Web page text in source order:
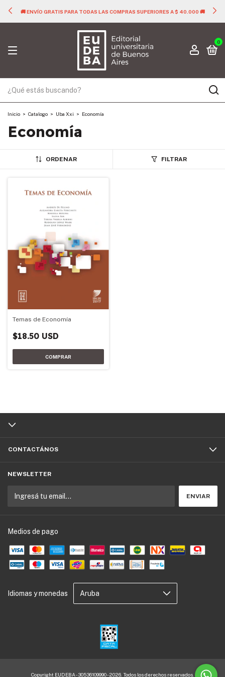
🚚 ENVÍO GRATIS PARA TODAS LAS COMPRAS SUPERIORES A $ 40.000 🚚
0
Inicio > Catalogo > Uba Xxi > Economía
Economía
ORDENAR FILTRAR
Temas de Economía
$18.50 USD
CONTACTÁNOS
NEWSLETTER
Medios de pago
Idiomas y monedas
Copyright EUDEBA - 30536109990 - 2026. Todos los derechos reservados.